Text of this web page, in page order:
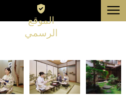
طوكيو
عن
إلغاء
الموقع
الرسمي
menu